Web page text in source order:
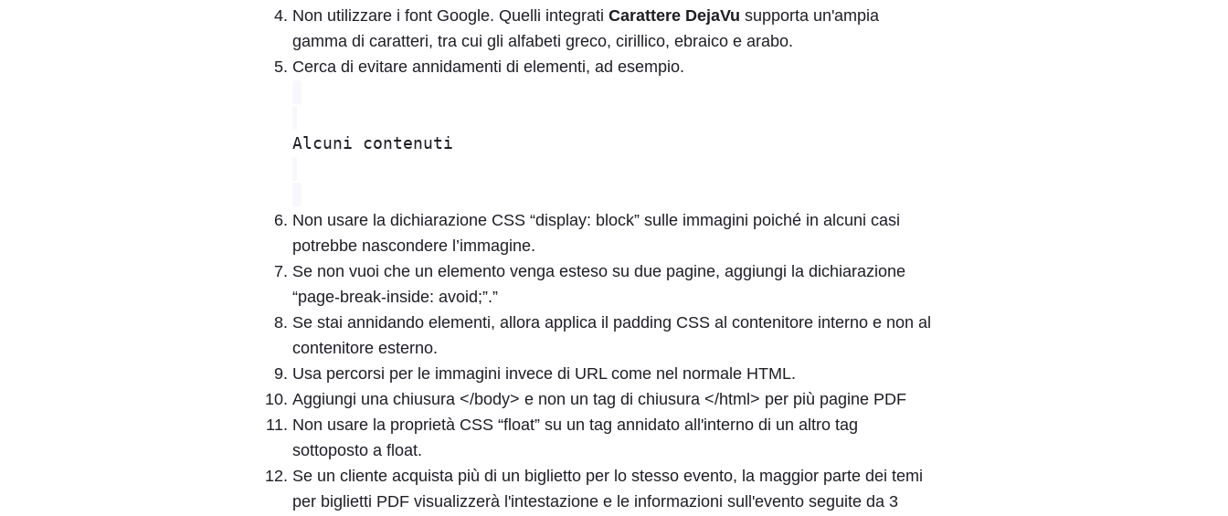
Non utilizzare i font Google. Quelli integrati Carattere DejaVu supporta un'ampia
gamma di caratteri, tra cui gli alfabeti greco, cirillico, ebraico e arabo.
Cerca di evitare annidamenti di elementi, ad esempio.
Alcuni contenuti
Non usare la dichiarazione CSS “display: block” sulle immagini poiché in alcuni casi
potrebbe nascondere l’immagine.
Se non vuoi che un elemento venga esteso su due pagine, aggiungi la dichiarazione
“page-break-inside: avoid;”.”
Se stai annidando elementi, allora applica il padding CSS al contenitore interno e non al
contenitore esterno.
Usa percorsi per le immagini invece di URL come nel normale HTML.
Aggiungi una chiusura </body> e non un tag di chiusura </html> per più pagine PDF
Non usare la proprietà CSS “float” su un tag annidato all'interno di un altro tag
sottoposto a float.
Se un cliente acquista più di un biglietto per lo stesso evento, la maggior parte dei temi
per biglietti PDF visualizzerà l'intestazione e le informazioni sull'evento seguite da 3